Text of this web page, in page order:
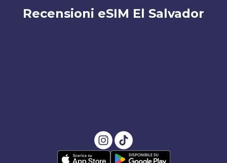
Recensioni eSIM El Salvador